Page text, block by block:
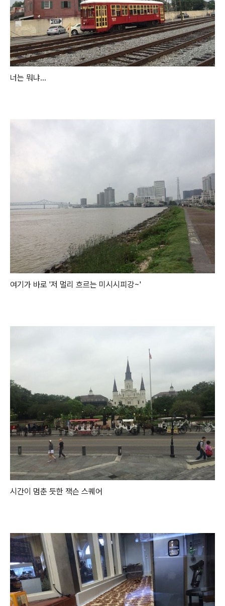
너는 뭐냐...
여기가 바로 '저 멀리 흐르는 미시시피강~'
시간이 멈춘 듯한 잭슨 스퀘어